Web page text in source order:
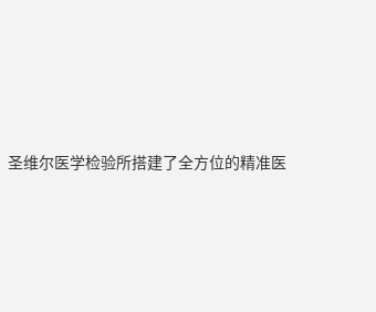
圣维尔医学检验所搭建了全方位的精准医